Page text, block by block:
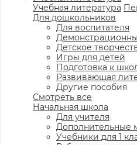
Учебная литература
Для дошкольников
Для воспитателя
Детское
Игры для детей
Подготовка к
Развивающая
Другие пособия
Смотреть все
Начальная школа
Для учителя
Дополнительные
Учебники для 1